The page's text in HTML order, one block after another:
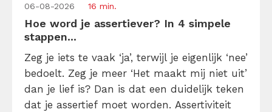
06-08-2026 16 min.
Hoe word je assertiever? In 4 simpele
stappen...
Zeg je iets te vaak ‘ja’, terwijl je eigenlijk ‘nee’
bedoelt. Zeg je meer ‘Het maakt mij niet uit’
dan je lief is? Dan is dat een duidelijk teken
dat je assertief moet worden. Assertiviteit